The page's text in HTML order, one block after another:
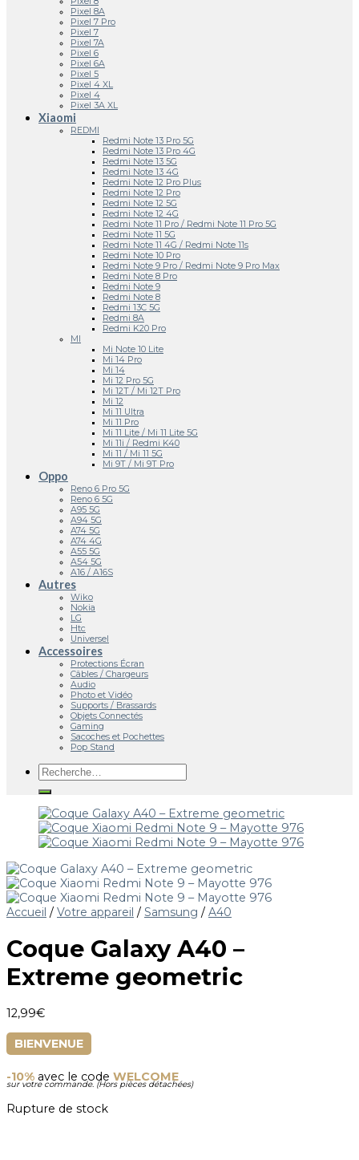
Pixel 8A
Pixel 7 Pro
Pixel 7
Pixel 7A
Pixel 6
Pixel 6A
Pixel 5
Pixel 4 XL
Pixel 4
Pixel 3A XL
Xiaomi
REDMI
Redmi Note 13 Pro 5G
Redmi Note 13 Pro 4G
Redmi Note 13 5G
Redmi Note 13 4G
Redmi Note 12 Pro Plus
Redmi Note 12 Pro
Redmi Note 12 5G
Redmi Note 12 4G
Redmi Note 11 Pro / Redmi Note 11 Pro 5G
Redmi Note 11 5G
Redmi Note 11 4G / Redmi Note 11s
Redmi Note 10 Pro
Redmi Note 9 Pro / Redmi Note 9 Pro Max
Redmi Note 8 Pro
Redmi Note 9
Redmi Note 8
Redmi 13C 5G
Redmi 8A
Redmi K20 Pro
MI
Mi Note 10 Lite
Mi 14 Pro
Mi 14
Mi 12 Pro 5G
Mi 12T / Mi 12T Pro
Mi 12
Mi 11 Ultra
Mi 11 Pro
Mi 11 Lite / Mi 11 Lite 5G
Mi 11i / Redmi K40
Mi 11 / Mi 11 5G
Mi 9T / Mi 9T Pro
Oppo
Reno 6 Pro 5G
Reno 6 5G
A95 5G
A94 5G
A74 5G
A74 4G
A55 5G
A54 5G
A16 / A16S
Autres
Wiko
Nokia
LG
Htc
Universel
Accessoires
Protections Écran
Câbles / Chargeurs
Audio
Photo et Vidéo
Supports / Brassards
Objets Connectés
Gaming
Sacoches et Pochettes
Pop Stand
Accueil / Votre appareil / Samsung / A40
Coque Galaxy A40 –
Extreme geometric
12,99€
BIENVENUE
-10% avec le code WELCOME
sur votre commande. (Hors pièces détachées)
Rupture de stock